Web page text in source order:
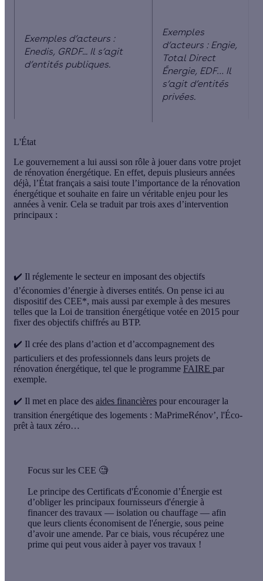
Exemples d’acteurs :
Enedis, GRDF... Il s’agit
d’entités publiques.
Exemples
d’acteurs : Engie,
Total Direct
Énergie, EDF… Il
s’agit d’entités
privées.
L'État
Le gouvernement a lui aussi son rôle à jouer dans votre projet
de rénovation énergétique. En effet, depuis plusieurs années
déjà, l’État français a saisi toute l’importance de la rénovation
énergétique et souhaite en faire un véritable enjeu pour les
années à venir. Cela se traduit par trois axes d’intervention
principaux :
✔️ Il réglemente le secteur en imposant des objectifs
d’économies d’énergie à diverses entités. On pense ici au
dispositif des CEE*, mais aussi par exemple à des mesures
telles que la Loi de transition énergétique votée en 2015 pour
fixer des objectifs chiffrés au BTP.
✔️ Il crée des plans d’action et d’accompagnement des
particuliers et des professionnels dans leurs projets de
rénovation énergétique, tel que le programme FAIRE par
exemple.
✔️ Il met en place des aides financières pour encourager la
transition énergétique des logements : MaPrimeRénov’, l'Éco-
prêt à taux zéro…
Focus sur les CEE 🧐
Le principe des Certificats d'Économie d’Énergie est
d’obliger les principaux fournisseurs d'énergie à
financer des travaux — isolation ou chauffage — afin
que leurs clients économisent de l'énergie, sous peine
d’avoir une amende. Par ce biais, vous récupérez une
prime qui peut vous aider à payer vos travaux !